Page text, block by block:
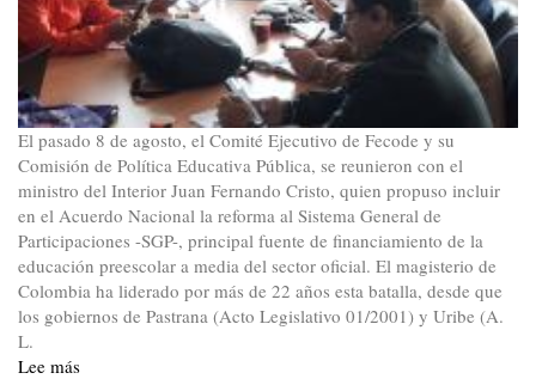
El pasado 8 de agosto, el Comité Ejecutivo de Fecode y su
Comisión de Política Educativa Pública, se reunieron con el
ministro del Interior Juan Fernando Cristo, quien propuso incluir
en el Acuerdo Nacional la reforma al Sistema General de
Participaciones -SGP-, principal fuente de financiamiento de la
educación preescolar a media del sector oficial. El magisterio de
Colombia ha liderado por más de 22 años esta batalla, desde que
los gobiernos de Pastrana (Acto Legislativo 01/2001) y Uribe (A.
L.
Lee más